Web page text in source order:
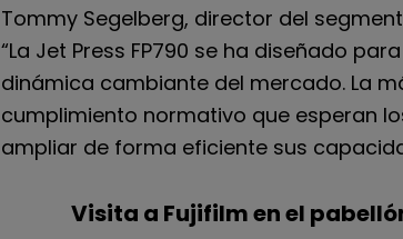
Tommy Segelberg, director del
“La Jet Press FP790 se ha diseñado
dinámica cambiante del mercado. La
cumplimiento normativo que esperan
ampliar de forma eficiente sus
Visita a Fujifilm en el